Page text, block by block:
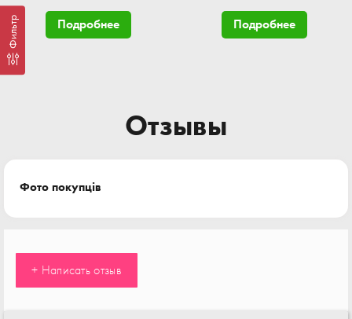
Фильтр Подробнее Подробнее
Отзывы
Фото покупців
+ Написать отзыв